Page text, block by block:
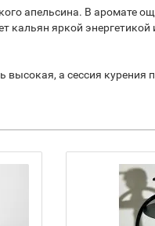
апельсина. В аромате
кальян яркой энергетикой
а сессия курения